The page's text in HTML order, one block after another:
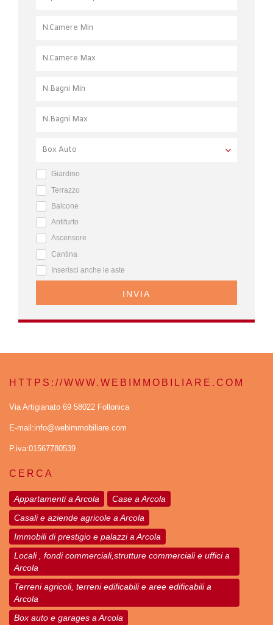
Giardino
Terrazzo
Balcone
Antifurto
Ascensore
Cantina
Inserisci anche le aste
INVIA
HTTPS://WWW.WEBIMMOBILIARE.COM
Via Artigianato 69 58022 Follonica
E-mail:info@webimmobiliare.com
P.iva:01567780539
CERCA
Appartamenti a Arcola
Case a Arcola
Casali e aziende agricole a Arcola
Immobili di prestigio e palazzi a Arcola
Locali , fondi commerciali,strutture commerciali e uffici a
Arcola
Terreni agricoli, terreni edificabili e aree edificabili a
Arcola
Box auto e garages a Arcola